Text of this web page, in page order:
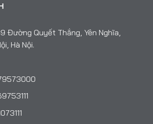
Đường Quyết Thắng, Yên Nghĩa,
Hà Nội.